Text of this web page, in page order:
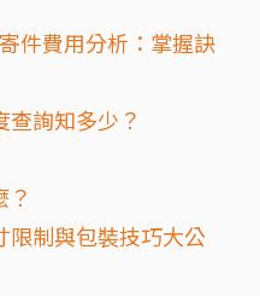
件費用分析：掌握訣
詢知多少？
限制與包裝技巧大公